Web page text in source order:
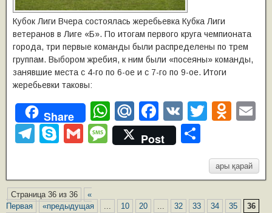
Кубок Лиги Вчера состоялась жеребьевка Кубка Лиги
ветеранов в Лиге «Б». По итогам первого круга чемпионата
города, три первые команды были распределены по трем
группам. Выбором жребия, к ним были «посеяны» команды,
занявшие места с 4-го по 6-ое и с 7-го по 9-ое. Итоги
жеребьевки таковы:
Share
W
h
at
p
M
ail
.R
F
a
c
o
V
K
T
er
O
o
a
T
gr
S
e
G
M
Post
п ары қарай
Страница 36 из 36
«
Первая
«предыдущая ... 10 20 ... 32 33 34 35 36